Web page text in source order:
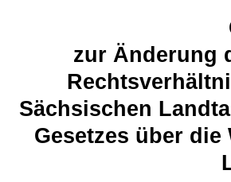
zur Änderung
Sächsischen
Gesetzes über